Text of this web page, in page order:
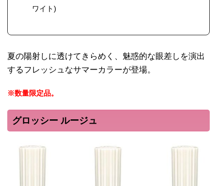
ワイト)
夏の陽射しに透けてきらめく、魅惑的な眼差しを演出
するフレッシュなサマーカラーが登場。
※数量限定品。
グロッシー ルージュ